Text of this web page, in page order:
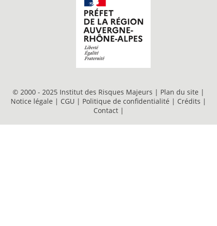
© 2000 - 2025 Institut des Risques Majeurs | Plan du site |
Notice légale | CGU | Politique de confidentialité | Crédits |
Contact |